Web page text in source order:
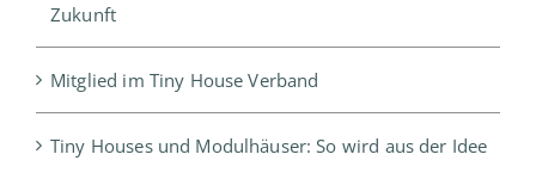
Zukunft
Mitglied im Tiny House Verband
Tiny Houses und Modulhäuser: So wird aus der Idee